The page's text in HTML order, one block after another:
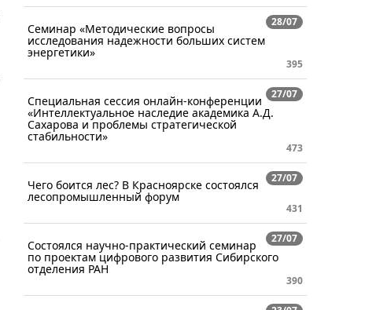
28/07
Семинар «Методические вопросы
исследования надежности больших систем
энергетики»
395
27/07
Специальная сессия онлайн-конференции
«Интеллектуальное наследие академика А.Д.
Сахарова и проблемы стратегической
стабильности»
473
27/07
Чего боится лес? В Красноярске состоялся
лесопромышленный форум
431
27/07
Состоялся научно-практический семинар
по проектам цифрового развития Сибирского
отделения РАН
390